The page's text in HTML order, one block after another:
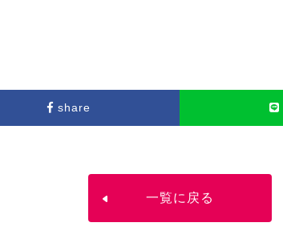
share
一覧に戻る